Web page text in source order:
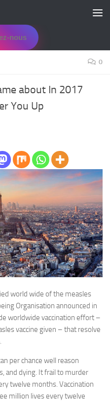
nous
0
about In 2017
You Up
world wide of the measles
Organisation announced in
worldwide vaccination effort –
vaccine given – that resolve
per chance well reason
and dying. It frail to murder
twelve months. Vaccination
million lives every twelve